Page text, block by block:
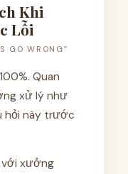
Khi
Lỗi
GO WRONG”
Quan
xử lý như
hỏi này trước
với xưởng